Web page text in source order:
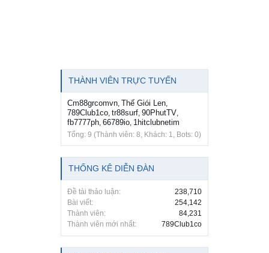
THÀNH VIÊN TRỰC TUYẾN
Cm88grcomvn, Thế Giói Len,
789Club1co, tr88surf, 90PhutTV,
fb7777ph, 66789io, 1hitclubnetim
Tổng: 9 (Thành viên: 8, Khách: 1, Bots: 0)
THỐNG KÊ DIỄN ĐÀN
Đề tài thảo luận:
238,710
Bài viết:
254,142
Thành viên:
84,231
Thành viên mới nhất:
789Club1co